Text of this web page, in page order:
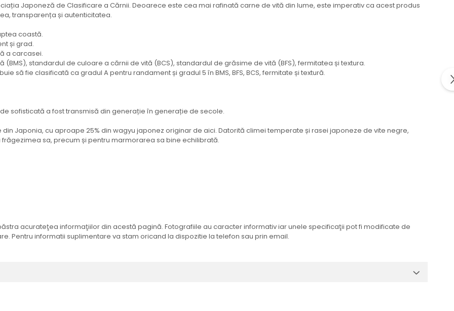
Japoneză de Clasificare a Cărnii. Deoarece este cea mai rafinată carne de vită din lume, este imperativ ca acest produs
transparența și autenticitatea.
coastă.
și grad.
a carcasei.
standardul de culoare a cărnii de vită (BCS), standardul de grăsime de vită (BFS), fermitatea și textura.
să fie clasificată ca gradul A pentru randament și gradul 5 în BMS, BFS, BCS, fermitate și textură.
sofisticată a fost transmisă din generație în generație de secole.
Japonia, cu aproape 25% din wagyu japonez originar de aici. Datorită climei temperate și rasei japoneze de vite negre,
sa, precum și pentru marmorarea sa bine echilibrată.
acurateţea informaţiilor din acestă pagină. Fotografiile au caracter informativ iar unele specificaţii pot fi modificate de
Pentru informatii suplimentare va stam oricand la dispozitie la telefon sau prin email.